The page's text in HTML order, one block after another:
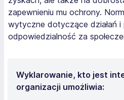
zapewnieniu mu ochrony.
wytyczne dotyczące działań i
odpowiedzialność za
Wyklarowanie, kto jest
organizacji umożliwia: